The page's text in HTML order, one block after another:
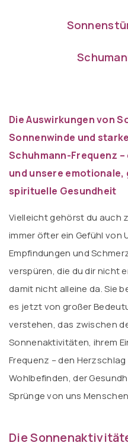
Die Auswirkungen von
Sonnenwinde und
Schuhmann-Frequenz –
und unsere
spirituelle Gesundheit
Vielleicht gehörst du auch
immer öfter ein Gefühl von
Empfindungen und
verspüren, die du dir nicht
damit nicht alleine da. Sie
es jetzt von großer
verstehen, das zwischen
Sonnenaktivitäten, ihrem
Frequenz – den Herzschlag
Wohlbefinden, der
Sprünge von uns
Die